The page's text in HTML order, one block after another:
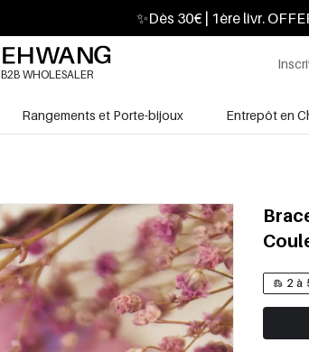
✨Dès 30€ | 1ère livr.
B2B WHOLESALER
Rangements et Porte-bijoux Entrepôt en
2 à